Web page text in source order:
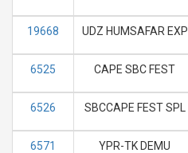
19668 UDZ HUMSAFAR EXP
6525 CAPE SBC FEST
6526 SBCCAPE FEST SPL
6571 YPR-TK DEMU